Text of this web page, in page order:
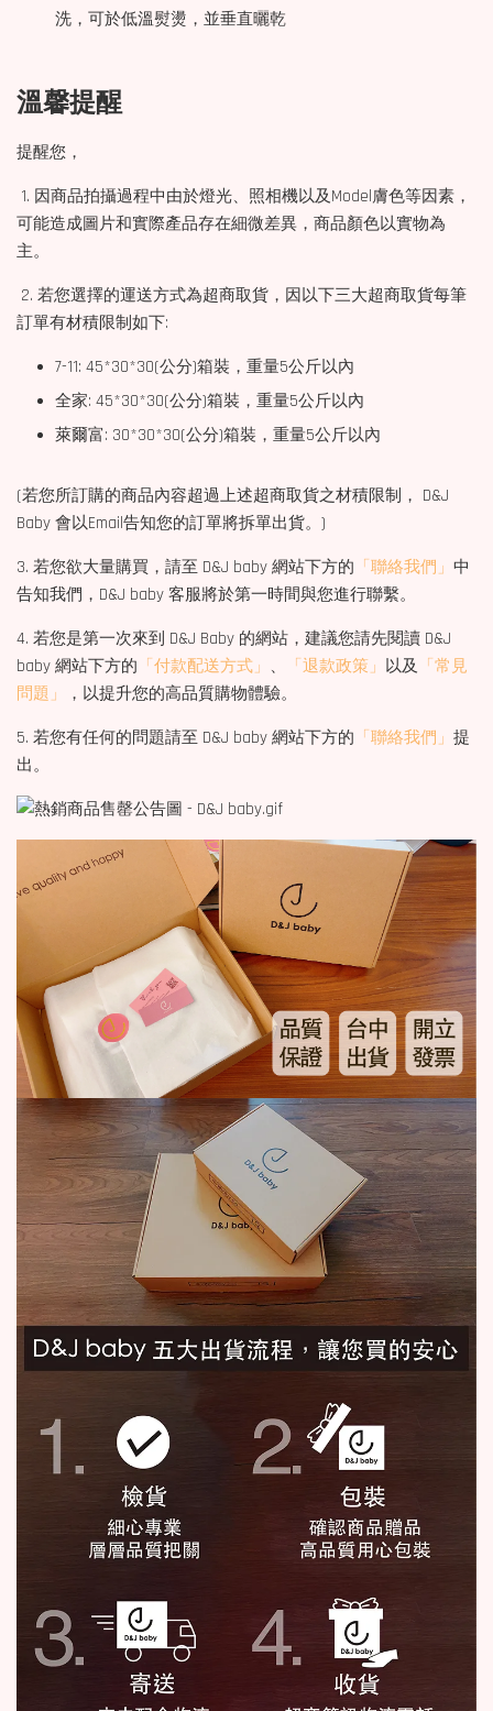
洗，可於低溫熨燙，並垂直曬乾
溫馨提醒
提醒您，
1. 因商品拍攝過程中由於燈光、照相機以及Model膚色等因素，
可能造成圖片和實際產品存在細微差異，商品顏色以實物為
主。
2. 若您選擇的運送方式為超商取貨，因以下三大超商取貨每筆
訂單有材積限制如下:
7-11: 45*30*30(公分)箱裝，重量5公斤以內
全家: 45*30*30(公分)箱裝，重量5公斤以內
萊爾富: 30*30*30(公分)箱裝，重量5公斤以內
(若您所訂購的商品內容超過上述超商取貨之材積限制， D&J
Baby 會以Email告知您的訂單將拆單出貨。)
3. 若您欲大量購買，請至 D&J baby 網站下方的 「聯絡我們」 中
告知我們，D&J baby 客服將於第一時間與您進行聯繫。
4. 若您是第一次來到 D&J Baby 的網站，建議您請先閱讀 D&J
baby 網站下方的 「付款配送方式」 、 「退款政策」 以及 「常見
問題」
，以提升您的高品質購物體驗。
5. 若您有任何的問題請至 D&J baby 網站下方的 「聯絡我們」 提
出。